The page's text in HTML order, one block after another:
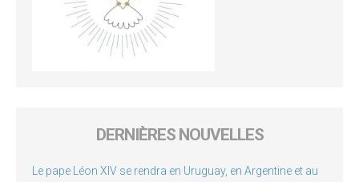
DERNIÈRES NOUVELLES
Le pape Léon XIV se rendra en Uruguay, en Argentine et au